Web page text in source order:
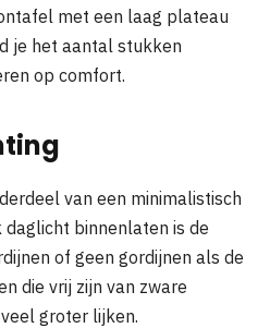
met een laag plateau
je het aantal stukken
op comfort.
van een minimalistisch
binnenlaten is de
of geen gordijnen als de
die vrij zijn van zware
groter lijken.